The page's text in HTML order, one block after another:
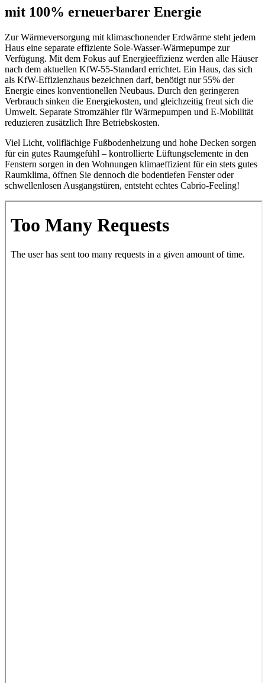
mit 100% erneuerbarer Energie
Zur Wärmeversorgung mit klimaschonender Erdwärme steht jedem
Haus eine separate effiziente Sole-Wasser-Wärmepumpe zur
Verfügung. Mit dem Fokus auf Energieeffizienz werden alle Häuser
nach dem aktuellen KfW-55-Standard errichtet. Ein Haus, das sich
als KfW-Effizienzhaus bezeichnen darf, benötigt nur 55% der
Energie eines konventionellen Neubaus. Durch den geringeren
Verbrauch sinken die Energiekosten, und gleichzeitig freut sich die
Umwelt. Separate Stromzähler für Wärmepumpen und E-Mobilität
reduzieren zusätzlich Ihre Betriebskosten.
Viel Licht, vollflächige Fußbodenheizung und hohe Decken sorgen
für ein gutes Raumgefühl – kontrollierte Lüftungselemente in den
Fenstern sorgen in den Wohnungen klimaeffizient für ein stets gutes
Raumklima, öffnen Sie dennoch die bodentiefen Fenster oder
schwellenlosen Ausgangstüren, entsteht echtes Cabrio-Feeling!